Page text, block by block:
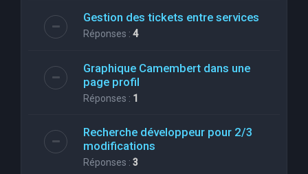
Gestion des tickets entre services
Réponses : 4
Graphique Camembert dans une
page profil
Réponses : 1
Recherche développeur pour 2/3
modifications
Réponses : 3